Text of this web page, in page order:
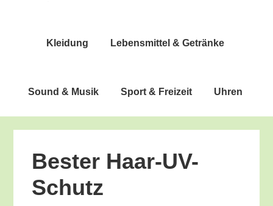
Klei­dung Lebens­mit­tel & Getränke
Sound & Musik Sport & Freizeit Uhren
Bes­ter Haar-UV-
Schutz